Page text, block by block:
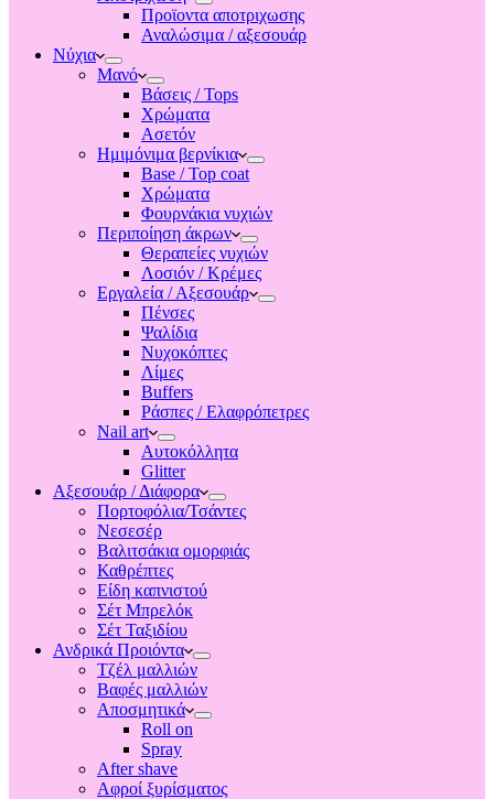
Προϊοντα αποτριχωσης
Αναλώσιμα / αξεσουάρ
Νύχια
Μανό
Βάσεις / Tops
Χρώματα
Ασετόν
Ημιμόνιμα βερνίκια
Base / Top coat
Χρώματα
Φουρνάκια νυχιών
Περιποίηση άκρων
Θεραπείες νυχιών
Λοσιόν / Κρέμες
Εργαλεία / Αξεσουάρ
Πένσες
Ψαλίδια
Νυχοκόπτες
Λίμες
Buffers
Ράσπες / Ελαφρόπετρες
Nail art
Αυτοκόλλητα
Glitter
Αξεσουάρ / Διάφορα
Πορτοφόλια/Τσάντες
Νεσεσέρ
Βαλιτσάκια ομορφιάς
Καθρέπτες
Είδη καπνιστού
Σέτ Μπρελόκ
Σέτ Ταξιδίου
Ανδρικά Προιόντα
Τζέλ μαλλιών
Βαφές μαλλιών
Αποσμητικά
Roll on
Spray
After shave
Αφροί ξυρίσματος